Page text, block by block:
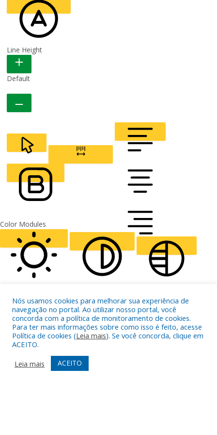
READABLE FONT
Line Height
Default
CURSOR
ALIGN TEXT
FONT WEIGHT
Color Modules
LIGHT CONTRAST HIGH CONTRAST MONOCHROME
Nós usamos cookies para melhorar sua experiência de
navegação no portal. Ao utilizar nosso portal, você
concorda com a política de monitoramento de cookies.
Para ter mais informações sobre como isso é feito, acesse
Política de cookies (Leia mais). Se você concorda, clique em
ACEITO.
Leia mais
ACEITO